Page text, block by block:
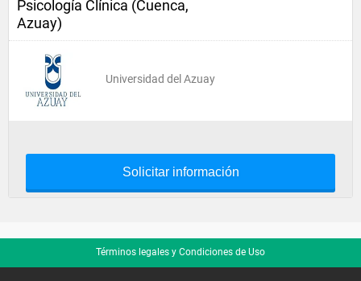
Psicología Clínica (Cuenca,
Azuay)
Universidad del Azuay
Solicitar información
Términos legales y Condiciones de Uso